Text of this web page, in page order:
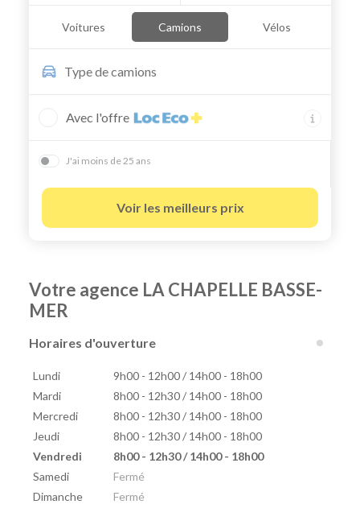
Voitures Camions Vélos
Type decamions
Avec l'offre
J'ai moins de 25 ans
Voir les meilleurs prix
Votre agence LA CHAPELLE BASSE-
MER
Horaires d'ouverture
Lundi
9h00 - 12h00 / 14h00 - 18h00
Mardi
8h00 - 12h30 / 14h00 - 18h00
Mercredi
8h00 - 12h30 / 14h00 - 18h00
Jeudi
8h00 - 12h30 / 14h00 - 18h00
Vendredi
8h00 - 12h30 / 14h00 - 18h00
Samedi
Fermé
Dimanche
Fermé